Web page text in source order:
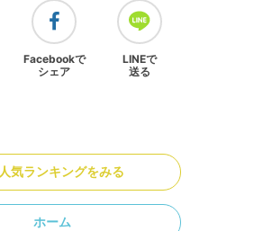
Facebookで
シェア
LINEで
送る
人気ランキングをみる
ホーム